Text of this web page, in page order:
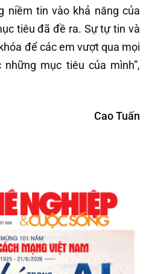
niềm tin vào khả năng của
tiêu đã đề ra. Sự tự tin và
để các em vượt qua mọi
mục tiêu của mình”,
Cao Tuấn